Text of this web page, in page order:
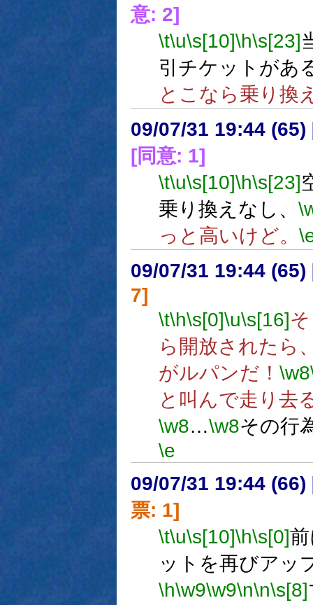
意: 2]
\t\u\s[10]\h\s[23]
引チケットがあ
とこなら乗り換
09/07/31 19:44 (65)
[同意: 1]
\t\u\s[10]\h\s[23]
乗り換えなし、
っと高いけど。
09/07/31 19:44 (65)
7]
\t\h\s[0]\u\s[16]
ら開放されたら
がルパンだ！ \w8
と叫んで走り去
\w8…\w8その行
\e
09/07/31 19:44 (66)
票: 1]
\t\u\s[10]\h\s[0]
ットを再びアッ
\h\w9\w9\n\n\s[8]